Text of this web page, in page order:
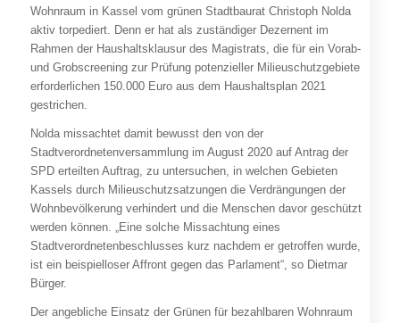
Wohnraum in Kassel vom grünen Stadtbaurat Christoph Nolda
aktiv torpediert. Denn er hat als zuständiger Dezernent im
Rahmen der Haushaltsklausur des Magistrats, die für ein Vorab-
und Grobscreening zur Prüfung potenzieller Milieuschutzgebiete
erforderlichen 150.000 Euro aus dem Haushaltsplan 2021
gestrichen.
Nolda missachtet damit bewusst den von der
Stadtverordnetenversammlung im August 2020 auf Antrag der
SPD erteilten Auftrag, zu untersuchen, in welchen Gebieten
Kassels durch Milieuschutzsatzungen die Verdrängungen der
Wohnbevölkerung verhindert und die Menschen davor geschützt
werden können. „Eine solche Missachtung eines
Stadtverordnetenbeschlusses kurz nachdem er getroffen wurde,
ist ein beispielloser Affront gegen das Parlament“, so Dietmar
Bürger.
Der angebliche Einsatz der Grünen für bezahlbaren Wohnraum